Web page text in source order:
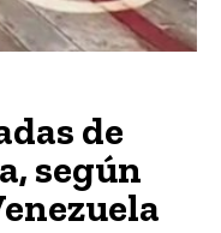
de
según